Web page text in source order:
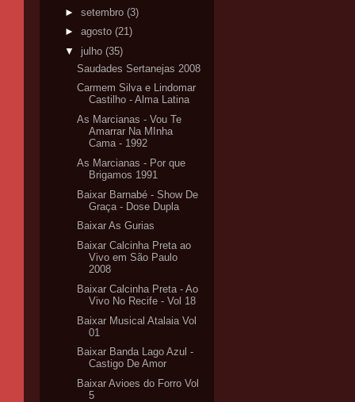
► setembro (3)
► agosto (21)
▼ julho (35)
Saudades Sertanejas 2008
Carmem Silva e Lindomar
Castilho - Alma Latina
As Marcianas - Vou Te
Amarrar Na MInha
Cama - 1992
As Marcianas - Por que
Brigamos 1991
Baixar Barnabé - Show De
Graça - Dose Dupla
Baixar As Gurias
Baixar Calcinha Preta ao
Vivo em São Paulo
2008
Baixar Calcinha Preta - Ao
Vivo No Recife - Vol 18
Baixar Musical Atalaia Vol
01
Baixar Banda Lago Azul -
Castigo De Amor
Baixar Avioes do Forro Vol
5